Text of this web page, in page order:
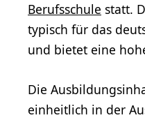
Berufsschule statt.
typisch für das
und bietet eine
Die
einheitlich in der